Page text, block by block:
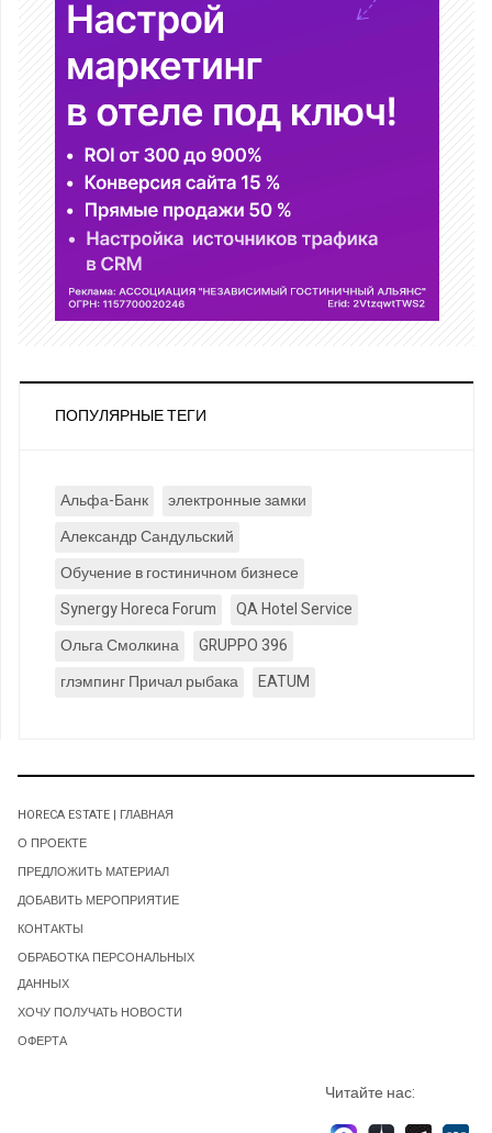
ПОПУЛЯРНЫЕ ТЕГИ
Альфа-Банк
электронные замки
Александр Сандульский
Обучение в гостиничном бизнесе
Synergy Horeca Forum
QA Hotel Service
Ольга Смолкина
GRUPPO 396
глэмпинг Причал рыбака
EATUM
HORECA ESTATE | ГЛАВНАЯ
О ПРОЕКТЕ
ПРЕДЛОЖИТЬ МАТЕРИАЛ
ДОБАВИТЬ МЕРОПРИЯТИЕ
КОНТАКТЫ
ОБРАБОТКА ПЕРСОНАЛЬНЫХ
ДАННЫХ
ХОЧУ ПОЛУЧАТЬ НОВОСТИ
ОФЕРТА
Читайте нас: